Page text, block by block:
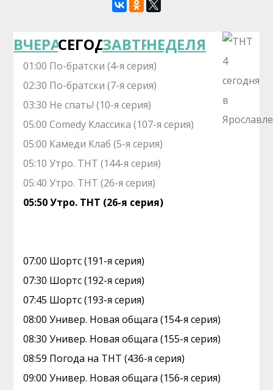
ВЧЕРАСЕГОДНЯЗАВТРАНЕДЕЛЯ
01:00 По-братски (4-я серия)
02:30 По-братски (7-я серия)
03:30 Не спать! (10-я серия)
05:00 Comedy Классика (107-я серия)
05:00 Камеди Клаб (5-я серия)
05:10 Утро. ТНТ (144-я серия)
05:40 Утро. ТНТ (26-я серия)
05:50 Утро. ТНТ (26-я серия)
07:00 Шортс (191-я серия)
07:30 Шортс (192-я серия)
07:45 Шортс (193-я серия)
08:00 Универ. Новая общага (154-я серия)
08:30 Универ. Новая общага (155-я серия)
08:59 Погода на ТНТ (436-я серия)
09:00 Универ. Новая общага (156-я серия)